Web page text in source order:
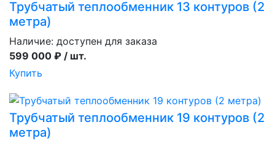
Трубчатый теплообменник 13 контуров (2
метра)
Наличие: доступен для заказа
599 000 ₽ / шт.
Купить
Трубчатый теплообменник 19 контуров (2
метра)